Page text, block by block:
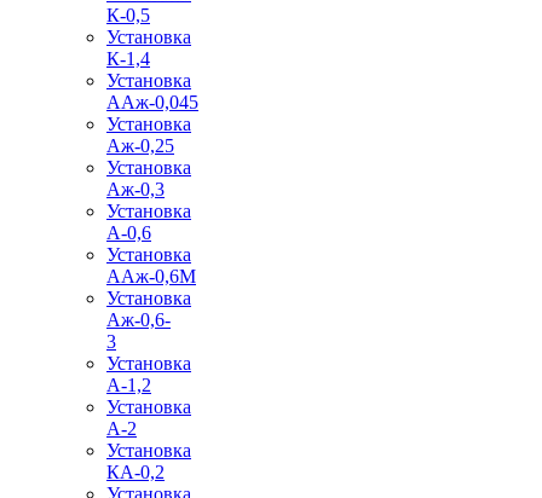
К-0,5
Установка
К-1,4
Установка
ААж-0,045
Установка
Аж-0,25
Установка
Аж-0,3
Установка
А-0,6
Установка
ААж-0,6М
Установка
Аж-0,6-
3
Установка
А-1,2
Установка
А-2
Установка
КА-0,2
Установка